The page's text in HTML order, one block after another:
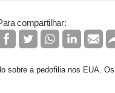
compartilhar:
sobre a pedofilia nos EUA. Os